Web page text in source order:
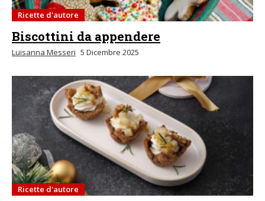
Ricette d'autore
Biscottini da appendere
Luisanna Messeri 5 Dicembre 2025
Ricette d'autore